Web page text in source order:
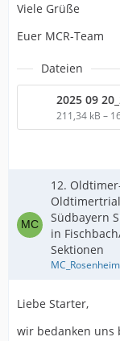
Viele Grüße
Euer MCR-Team
Dateien
2025 09
211,34 kB –
12.
Südbayern
in
Sektionen
MC_Rosenheim
Liebe Starter,
wir bedanken uns